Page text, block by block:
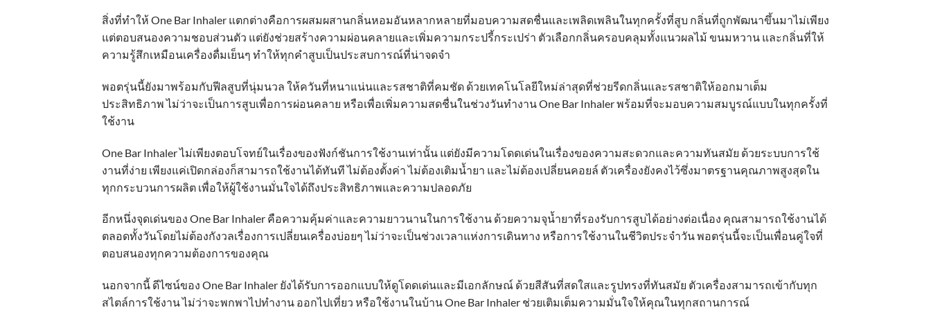
สิ่งที่ทำให้ One Bar Inhaler แตกต่างคือการผสมผสานกลิ่นหอมอันหลากหลายที่มอบความสดชื่นและเพลิดเพลินในทุกครั้งที่สูบ กลิ่นที่ถูกพัฒนาขึ้นมาไม่เพียง
แต่ตอบสนองความชอบส่วนตัว แต่ยังช่วยสร้างความผ่อนคลายและเพิ่มความกระปรี้กระเปร่า ตัวเลือกกลิ่นครอบคลุมทั้งแนวผลไม้ ขนมหวาน และกลิ่นที่ให้
ความรู้สึกเหมือนเครื่องดื่มเย็นๆ ทำให้ทุกคำสูบเป็นประสบการณ์ที่น่าจดจำ
พอตรุ่นนี้ยังมาพร้อมกับฟีลสูบที่นุ่มนวล ให้ควันที่หนาแน่นและรสชาติที่คมชัด ด้วยเทคโนโลยีใหม่ล่าสุดที่ช่วยรีดกลิ่นและรสชาติให้ออกมาเต็ม
ประสิทธิภาพ ไม่ว่าจะเป็นการสูบเพื่อการผ่อนคลาย หรือเพื่อเพิ่มความสดชื่นในช่วงวันทำงาน One Bar Inhaler พร้อมที่จะมอบความสมบูรณ์แบบในทุกครั้งที่
ใช้งาน
One Bar Inhaler ไม่เพียงตอบโจทย์ในเรื่องของฟังก์ชันการใช้งานเท่านั้น แต่ยังมีความโดดเด่นในเรื่องของความสะดวกและความทันสมัย ด้วยระบบการใช้
งานที่ง่าย เพียงแค่เปิดกล่องก็สามารถใช้งานได้ทันที ไม่ต้องตั้งค่า ไม่ต้องเติมน้ำยา และไม่ต้องเปลี่ยนคอยล์ ตัวเครื่องยังคงไว้ซึ่งมาตรฐานคุณภาพสูงสุดใน
ทุกกระบวนการผลิต เพื่อให้ผู้ใช้งานมั่นใจได้ถึงประสิทธิภาพและความปลอดภัย
อีกหนึ่งจุดเด่นของ One Bar Inhaler คือความคุ้มค่าและความยาวนานในการใช้งาน ด้วยความจุน้ำยาที่รองรับการสูบได้อย่างต่อเนื่อง คุณสามารถใช้งานได้
ตลอดทั้งวันโดยไม่ต้องกังวลเรื่องการเปลี่ยนเครื่องบ่อยๆ ไม่ว่าจะเป็นช่วงเวลาแห่งการเดินทาง หรือการใช้งานในชีวิตประจำวัน พอตรุ่นนี้จะเป็นเพื่อนคู่ใจที่
ตอบสนองทุกความต้องการของคุณ
นอกจากนี้ ดีไซน์ของ One Bar Inhaler ยังได้รับการออกแบบให้ดูโดดเด่นและมีเอกลักษณ์ ด้วยสีสันที่สดใสและรูปทรงที่ทันสมัย ตัวเครื่องสามารถเข้ากับทุก
สไตล์การใช้งาน ไม่ว่าจะพกพาไปทำงาน ออกไปเที่ยว หรือใช้งานในบ้าน One Bar Inhaler ช่วยเติมเต็มความมั่นใจให้คุณในทุกสถานการณ์